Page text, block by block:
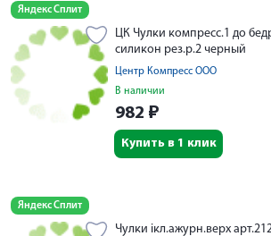
Яндекс Сплит
ЦК Чулки компресс.1 до
силикон рез.р.2 черный
Центр Компресс ООО
В наличии
982 ₽
Купить в 1 клик
Яндекс Сплит
Чулки iкл.ажурн.верх